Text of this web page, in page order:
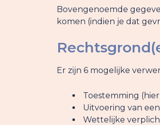
Bovengenoemde
komen (indien je dat
Er zijn 6 mogelijke
Toestemming
Uitvoering van
Wettelijke